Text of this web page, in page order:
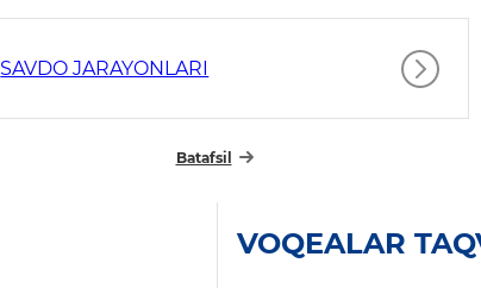
SAVDO JARAYONLARI
Batafsil
VOQEALAR